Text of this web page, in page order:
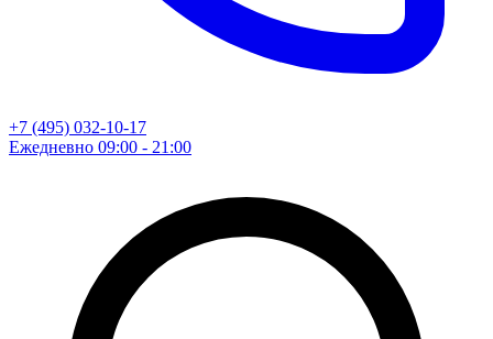
+7 (495) 032-10-17
Ежедневно 09:00 - 21:00